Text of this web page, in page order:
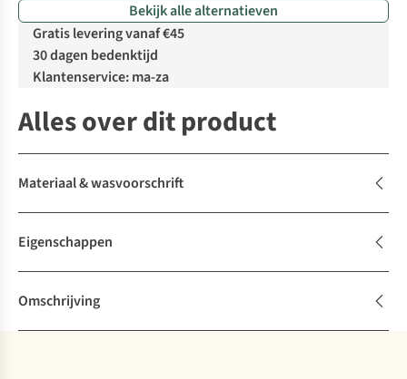
Bekijk alle alternatieven
Gratis levering vanaf €45
30 dagen bedenktijd
Klantenservice: ma-za
Alles over dit product
Materiaal & wasvoorschrift
Eigenschappen
Omschrijving